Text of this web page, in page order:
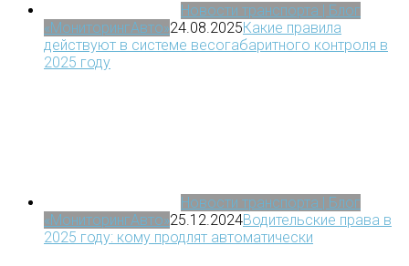
Новости транспорта | Блог
«МониторингАвто»24.08.2025Какие правила
действуют в системе весогабаритного контроля в
2025 году
Новости транспорта | Блог
«МониторингАвто»25.12.2024Водительские права в
2025 году: кому продлят автоматически